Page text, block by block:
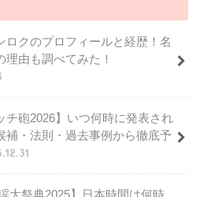
ロクのプロフィールと経歴！名
理由も調べてみた！
チ砲2026】いつ何時に発表され
補・法則・過去事例から徹底予